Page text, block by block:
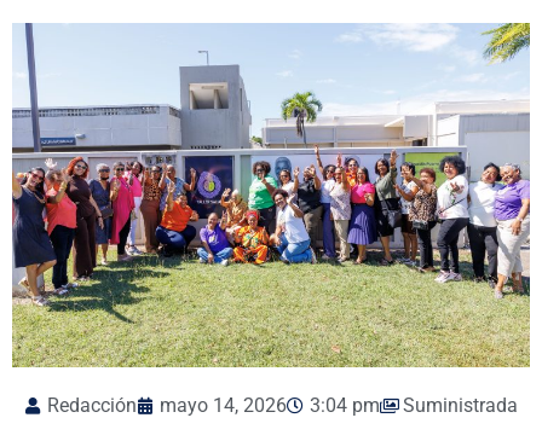
Redacción mayo 14, 2026 3:04 pm Suministrada